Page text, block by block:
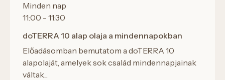
Minden nap
11:00 - 11:30
doTERRA 10 alap olaja a mindennapokban
Előadásomban bemutatom a doTERRA 10
alapolaját, amelyek sok család mindennapjainak
váltak...